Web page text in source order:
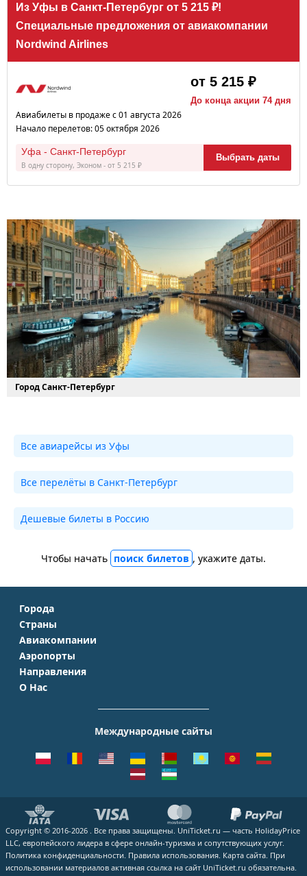
Из Уфы в Санкт-Петербург от 5 215 ₽!
Специальные предложения от авиакомпании
Nordwind Airlines
от 5 215 ₽
До конца акции 74 дня
Авиабилеты в продаже с 01 августа 2026
Начало перелетов: 05 октября 2026
Уфа - Санкт-Петербург
В одну сторону, Эконом - от 5 215 ₽
Выбрать даты
Город Санкт-Петербург
Все авиарейсы из Уфы
Все перелёты в Санкт-Петербург
Дешевые билеты в Россию
Чтобы начать поиск билетов , укажите даты.
Города
Москва
Санкт-Петербург
Симферополь
Краснодар
Казань
Страны
Крым
Турция
Таиланд
Чехия
Авиакомпании
Аэрофлот
S7 Airlines
Emirates
ВСЕ АВИАКОМПАНИИ
Аэропорты
Домодедово
Шереметьево
Кольцово
Курумоч
ВСЕ АЭРОПОРТЫ
Направления
Москва - Сочи
Москва - Симферополь
Москва - Ереван
Москва - Калининград
Москва - Екатеринбург
Москва - Махачкала
ВСЕ НАПРАВЛЕНИЯ
О Нас
Помощь
Вакансии
Блог
Как купить билет
Международные сайты
Copyright © 2016-2026 . Все права защищены. UniTicket.ru — часть HolidayPrice
LLC, европейского лидера в сфере онлайн-туризма и сопутствующих услуг.
Политика конфиденциальности. Правила использования. Карта сайта. При
использовании материалов активная ссылка на сайт UniTicket.ru обязательна.